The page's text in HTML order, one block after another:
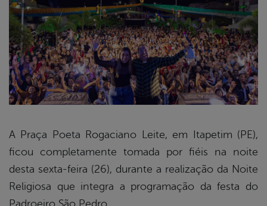
A Praça Poeta Rogaciano Leite, em Itapetim (PE),
ficou completamente tomada por fiéis na noite
desta sexta-feira (26), durante a realização da Noite
Religiosa que integra a programação da festa do